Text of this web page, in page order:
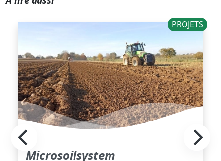
PROJETS
Microsoilsystem